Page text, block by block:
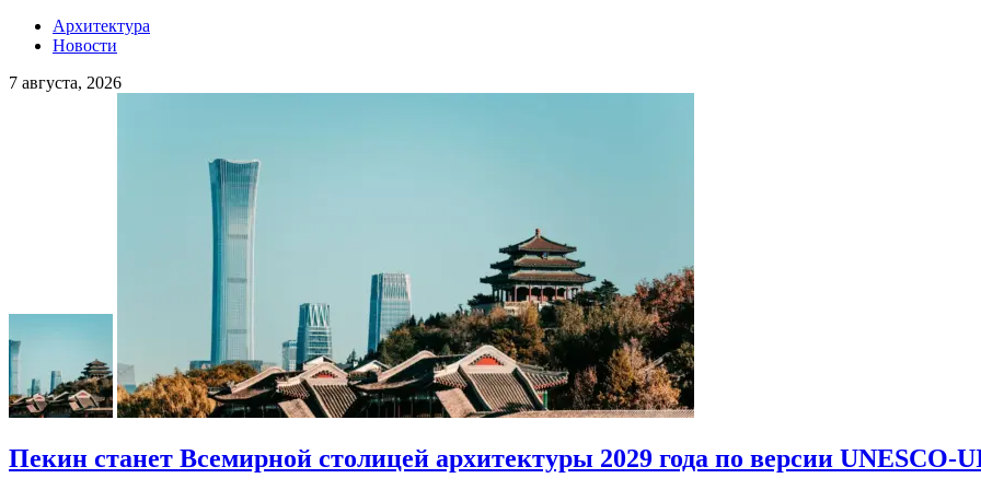
Архитектура
Новости
7 августа, 2026
Пекин станет Всемирной столицей архитектуры 2029 года по версии UNESCO-